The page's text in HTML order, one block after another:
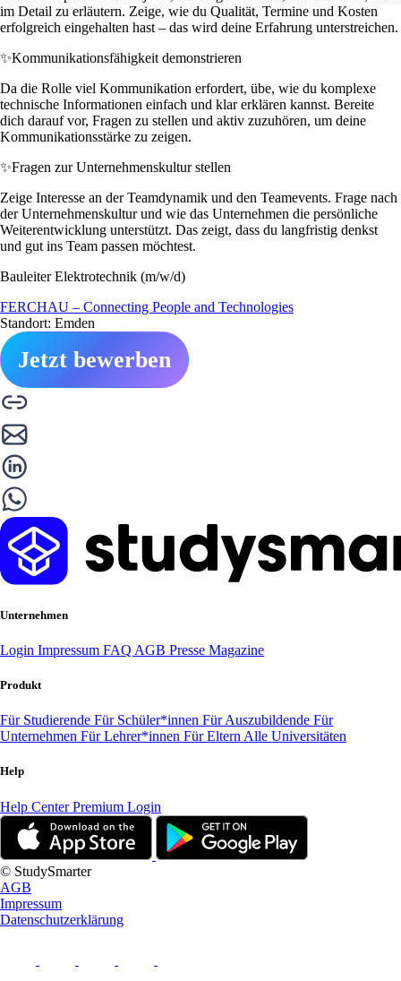
im Detail zu erläutern. Zeige, wie du Qualität, Termine und Kosten
erfolgreich eingehalten hast – das wird deine Erfahrung unterstreichen.
✨Kommunikationsfähigkeit demonstrieren
Da die Rolle viel Kommunikation erfordert, übe, wie du komplexe
technische Informationen einfach und klar erklären kannst. Bereite
dich darauf vor, Fragen zu stellen und aktiv zuzuhören, um deine
Kommunikationsstärke zu zeigen.
✨Fragen zur Unternehmenskultur stellen
Zeige Interesse an der Teamdynamik und den Teamevents. Frage nach
der Unternehmenskultur und wie das Unternehmen die persönliche
Weiterentwicklung unterstützt. Das zeigt, dass du langfristig denkst
und gut ins Team passen möchtest.
Bauleiter Elektrotechnik (m/w/d)
FERCHAU – Connecting People and Technologies
Standort: Emden
Jetzt bewerben
Unternehmen
Login Impressum FAQ AGB Presse Magazine
Produkt
Für Studierende Für Schüler*innen Für Auszubildende Für
Unternehmen Für Lehrer*innen Für Eltern Alle Universitäten
Help
Help CenterPremium Login
© StudySmarter
AGB
Impressum
Datenschutzerklärung